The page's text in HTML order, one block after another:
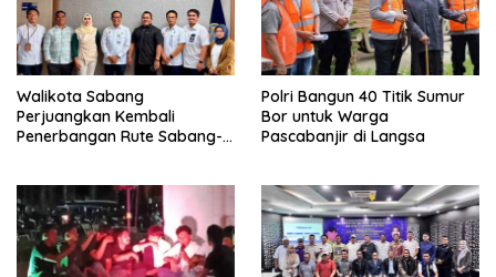
Walikota Sabang
Perjuangkan Kembali
Penerbangan Rute Sabang-
Polri Bangun 40 Titik Sumur
Bor untuk Warga
Pascabanjir di Langsa